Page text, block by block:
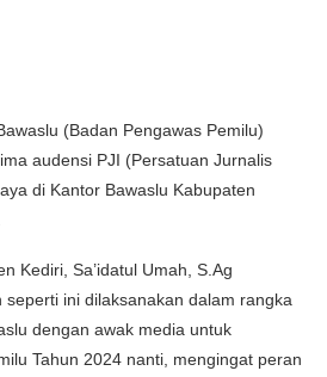
(Badan Pengawas Pemilu)
audensi PJI (Persatuan Jurnalis
di Kantor Bawaslu Kabupaten
Kediri, Sa’idatul Umah, S.Ag
ini dilaksanakan dalam rangka
dengan awak media untuk
Tahun 2024 nanti, mengingat peran